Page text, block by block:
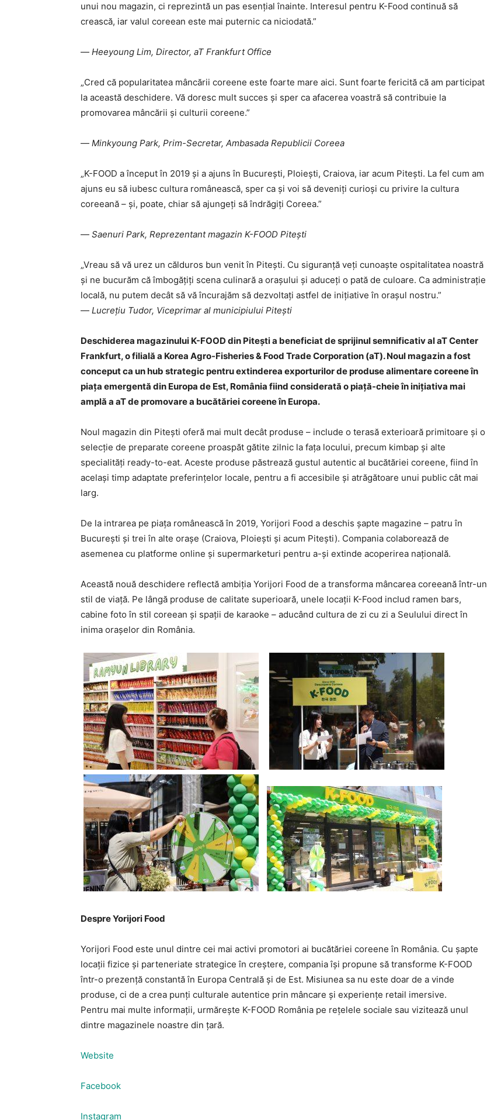
unui nou magazin, ci reprezintă un pas esențial înainte. Interesul pentru K-Food continuă să
crească, iar valul coreean este mai puternic ca niciodată.”
— Heeyoung Lim, Director, aT Frankfurt Office
„Cred că popularitatea mâncării coreene este foarte mare aici. Sunt foarte fericită că am participat
la această deschidere. Vă doresc mult succes și sper ca afacerea voastră să contribuie la
promovarea mâncării și culturii coreene.”
— Minkyoung Park, Prim-Secretar, Ambasada Republicii Coreea
„K-FOOD a început în 2019 și a ajuns în București, Ploiești, Craiova, iar acum Pitești. La fel cum am
ajuns eu să iubesc cultura românească, sper ca și voi să deveniți curioși cu privire la cultura
coreeană – și, poate, chiar să ajungeți să îndrăgiți Coreea.”
— Saenuri Park, Reprezentant magazin K-FOOD Pitești
„Vreau să vă urez un călduros bun venit în Pitești. Cu siguranță veți cunoaște ospitalitatea noastră
și ne bucurăm că îmbogățiți scena culinară a orașului și aduceți o pată de culoare. Ca administrație
locală, nu putem decât să vă încurajăm să dezvoltați astfel de inițiative în orașul nostru.”
— Lucrețiu Tudor, Viceprimar al municipiului Pitești
Deschiderea magazinului K-FOOD din Pitești a beneficiat de sprijinul semnificativ al aT Center
Frankfurt, o filială a Korea Agro-Fisheries & Food Trade Corporation (aT). Noul magazin a fost
conceput ca un hub strategic pentru extinderea exporturilor de produse alimentare coreene în
piața emergentă din Europa de Est, România fiind considerată o piață-cheie în inițiativa mai
amplă a aT de promovare a bucătăriei coreene în Europa.
Noul magazin din Pitești oferă mai mult decât produse – include o terasă exterioară primitoare și o
selecție de preparate coreene proaspăt gătite zilnic la fața locului, precum kimbap și alte
specialități ready-to-eat. Aceste produse păstrează gustul autentic al bucătăriei coreene, fiind în
același timp adaptate preferințelor locale, pentru a fi accesibile și atrăgătoare unui public cât mai
larg.
De la intrarea pe piața românească în 2019, Yorijori Food a deschis șapte magazine – patru în
București și trei în alte orașe (Craiova, Ploiești și acum Pitești). Compania colaborează de
asemenea cu platforme online și supermarketuri pentru a-și extinde acoperirea națională.
Această nouă deschidere reflectă ambiția Yorijori Food de a transforma mâncarea coreeană într-un
stil de viață. Pe lângă produse de calitate superioară, unele locații K-Food includ ramen bars,
cabine foto în stil coreean și spații de karaoke – aducând cultura de zi cu zi a Seulului direct în
inima orașelor din România.
Despre Yorijori Food
Yorijori Food este unul dintre cei mai activi promotori ai bucătăriei coreene în România. Cu șapte
locații fizice și parteneriate strategice în creștere, compania își propune să transforme K-FOOD
într-o prezență constantă în Europa Centrală și de Est. Misiunea sa nu este doar de a vinde
produse, ci de a crea punți culturale autentice prin mâncare și experiențe retail imersive.
Pentru mai multe informații, urmărește K-FOOD România pe rețelele sociale sau vizitează unul
dintre magazinele noastre din țară.
Website
Facebook
Instagram